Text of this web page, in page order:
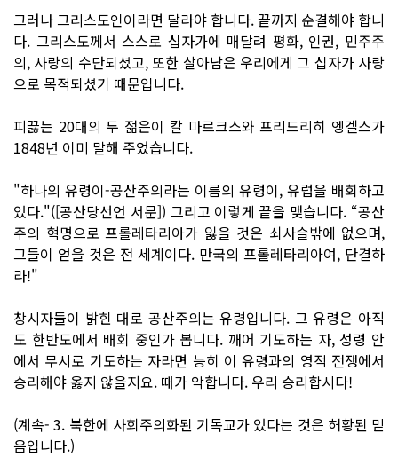
그러나 그리스도인이라면 달라야 합니다. 끝까지 순결해야 합니
다. 그리스도께서 스스로 십자가에 매달려 평화, 인권, 민주주
의, 사랑의 수단되셨고, 또한 살아남은 우리에게 그 십자가 사랑
으로 목적되셨기 때문입니다.
피끓는 20대의 두 젊은이 칼 마르크스와 프리드리히 엥겔스가
1848년 이미 말해 주었습니다.
"하나의 유령이-공산주의라는 이름의 유령이, 유럽을 배회하고
있다."([공산당선언 서문]) 그리고 이렇게 끝을 맺습니다. “공산
주의 혁명으로 프롤레타리아가 잃을 것은 쇠사슬밖에 없으며,
그들이 얻을 것은 전 세계이다. 만국의 프롤레타리아여, 단결하
라!"
창시자들이 밝힌 대로 공산주의는 유령입니다. 그 유령은 아직
도 한반도에서 배회 중인가 봅니다. 깨어 기도하는 자, 성령 안
에서 무시로 기도하는 자라면 능히 이 유령과의 영적 전쟁에서
승리해야 옳지 않을지요. 때가 악합니다. 우리 승리합시다!
(계속- 3. 북한에 사회주의화된 기독교가 있다는 것은 허황된 믿
음입니다.)